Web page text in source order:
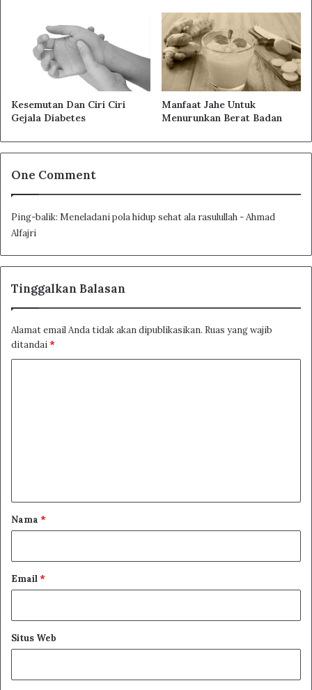
Kesemutan Dan Ciri Ciri
Gejala Diabetes
Manfaat Jahe Untuk
Menurunkan Berat Badan
One Comment
Ping-balik: Meneladani pola hidup sehat ala rasulullah - Ahmad
Alfajri
Tinggalkan Balasan
Alamat email Anda tidak akan dipublikasikan. Ruas yang wajib
ditandai*
r
Nama *
Email*
Situs Web